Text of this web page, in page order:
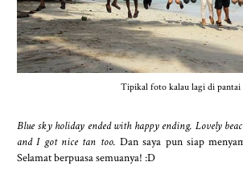
Tipikal foto kalau lagi di pantai
Blue sky holiday ended with happy ending. Lovely
and I got nice tan too. Dan saya pun siap
Selamat berpuasa semuanya! :D